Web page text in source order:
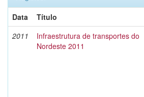
Data
Título
2011
Infraestrutura de transportes do
Nordeste 2011